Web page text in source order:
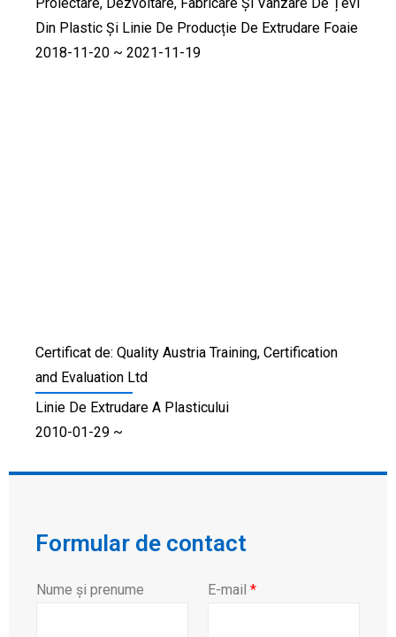
Din Plastic Și Linie De Producție De Extrudare Foaie
2018-11-20 ~ 2021-11-19
Certificat de: Quality Austria Training, Certification
and Evaluation Ltd
Linie De Extrudare A Plasticului
2010-01-29 ~
Formular de contact
Nume și prenume E-mail *